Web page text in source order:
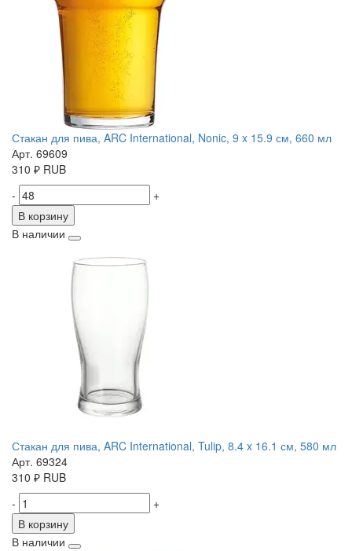
Стакан для пива, ARC International, Nonic, 9 x 15.9 см, 660 мл
Арт. 69609
310 ₽ RUB
-
+
В корзину
В наличии
Стакан для пива, ARC International, Tulip, 8.4 x 16.1 см, 580 мл
Арт. 69324
310 ₽ RUB
-
+
В корзину
В наличии